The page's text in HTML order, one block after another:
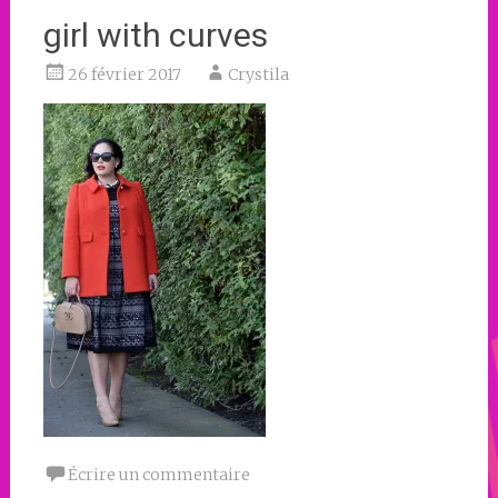
girl with curves
26 février 2017 Crystila
Écrire un commentaire